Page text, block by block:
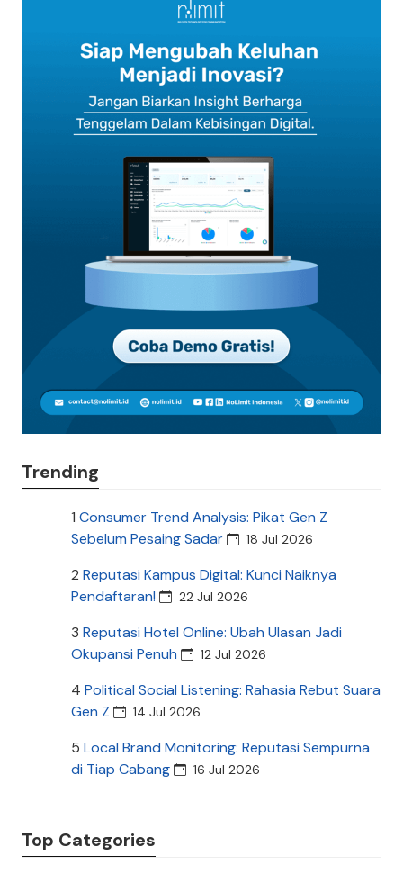
Trending
1 Consumer Trend Analysis: Pikat Gen Z
Sebelum Pesaing Sadar
18 Jul 2026
2 Reputasi Kampus Digital: Kunci Naiknya
Pendaftaran!
22 Jul 2026
3 Reputasi Hotel Online: Ubah Ulasan Jadi
Okupansi Penuh
12 Jul 2026
4 Political Social Listening: Rahasia Rebut Suara
Gen Z
14 Jul 2026
5 Local Brand Monitoring: Reputasi Sempurna
di Tiap Cabang
16 Jul 2026
Top Categories